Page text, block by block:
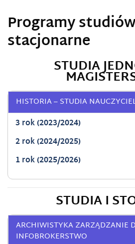
Programy
stacjonarne
STUDIA
HISTORIA – STUDIA
3 rok (2023/2024)
2 rok (2024/2025)
1 rok (2025/2026)
STUDIA I
ARCHIWISTYKA ZARZĄDZANIE
INFOBROKERSTWO